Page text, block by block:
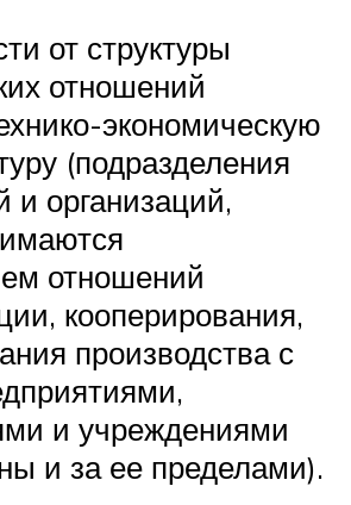
от структуры
отношений
экономическую
(подразделения
и организаций,
отношений
кооперирования,
производства с
и учреждениями
и за ее пределами).